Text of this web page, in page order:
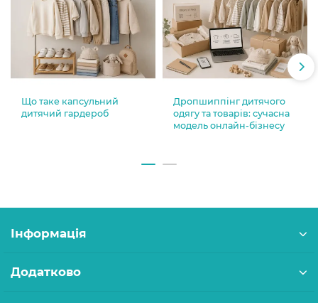
Що таке капсульний
дитячий гардероб
Дропшиппінг дитячого
одягу та товарів: сучасна
модель онлайн-бізнесу
Інформація
Додатково